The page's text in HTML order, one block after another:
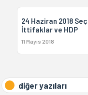
24 Haziran 2018
İttifaklar ve HDP
11 Mayıs 2018
diğer yazıları